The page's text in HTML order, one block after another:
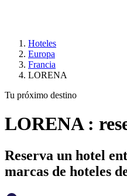
Hoteles
Europa
Francia
LORENA
Tu próximo destino
LORENA :
Reserva un hotel
marcas de hoteles